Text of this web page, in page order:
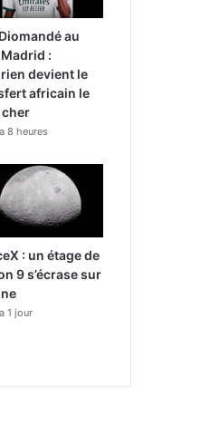
au
Madrid :
devient le
africain le
8 heures
: un étage de
9 s’écrase sur
1 jour